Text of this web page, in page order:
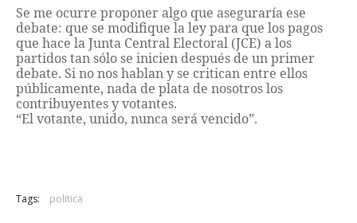
Se me ocurre proponer algo que aseguraría ese
debate: que se modifique la ley para que los pagos
que hace la Junta Central Electoral (JCE) a los
partidos tan sólo se inicien después de un primer
debate. Si no nos hablan y se critican entre ellos
públicamente, nada de plata de nosotros los
contribuyentes y votantes.
“El votante, unido, nunca será vencido”.
Tags: politica